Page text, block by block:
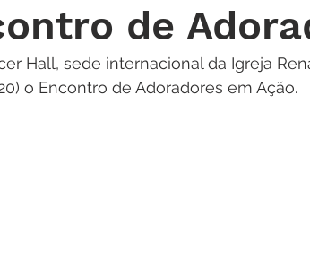
de
Hall, sede internacional da Igreja
o Encontro de Adoradores em Ação.